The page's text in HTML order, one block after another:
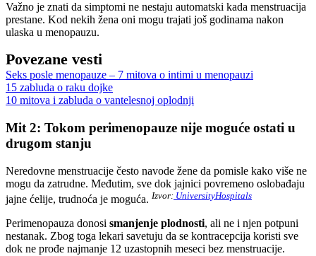
Važno je znati da simptomi ne nestaju automatski kada menstruacija
prestane. Kod nekih žena oni mogu trajati još godinama nakon
ulaska u menopauzu.
Povezane vesti
Seks posle menopauze – 7 mitova o intimi u menopauzi
15 zabluda o raku dojke
10 mitova i zabluda o vantelesnoj oplodnji
Mit 2: Tokom perimenopauze nije moguće ostati u
drugom stanju
Neredovne menstruacije često navode žene da pomisle kako više ne
mogu da zatrudne. Međutim, sve dok jajnici povremeno oslobađaju
jajne ćelije, trudnoća je moguća. Izvor: UniversityHospitals
Perimenopauza donosi smanjenje plodnosti, ali ne i njen potpuni
nestanak. Zbog toga lekari savetuju da se kontracepcija koristi sve
dok ne prođe najmanje 12 uzastopnih meseci bez menstruacije.